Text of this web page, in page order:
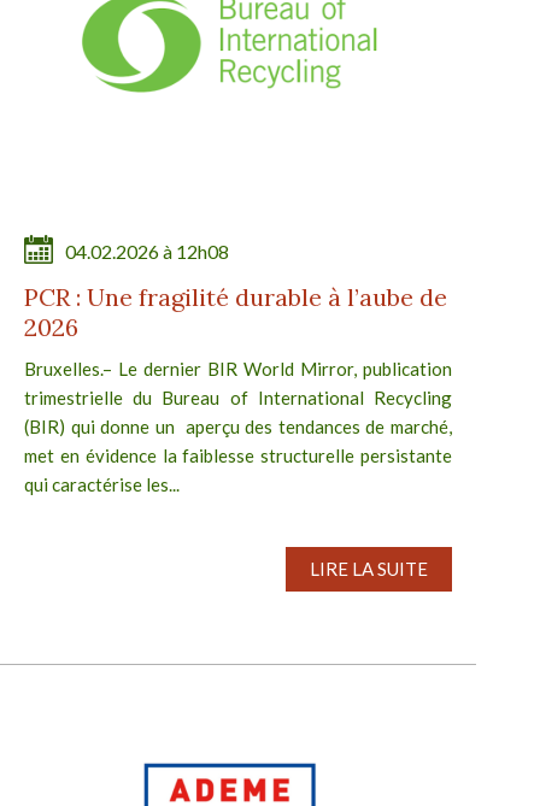
04.02.2026 à 12h08
PCR : Une fragilité durable à l’aube de
2026
Bruxelles.– Le dernier BIR World Mirror, publication
trimestrielle du Bureau of International Recycling
(BIR) qui donne un aperçu des tendances de marché,
met en évidence la faiblesse structurelle persistante
qui caractérise les...
LIRE LA SUITE